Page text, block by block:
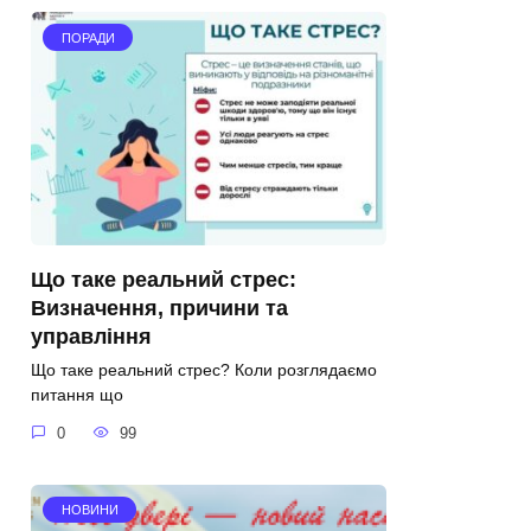
ПОРАДИ
Що таке реальний стрес:
Визначення, причини та
управління
Що таке реальний стрес? Коли розглядаємо
питання що
0 99
НОВИНИ